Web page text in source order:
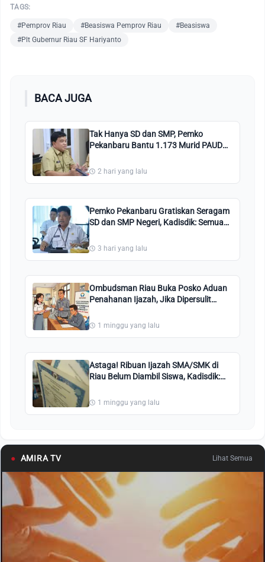
TAGS:
#Pemprov Riau #Beasiswa Pemprov Riau
#Beasiswa
#Plt Gubernur Riau SF Hariyanto
BACA JUGA
Tak Hanya SD dan SMP, Pemko
Pekanbaru Bantu 1.173 Murid PAUD
2 hari yang lalu
Pemko Pekanbaru Gratiskan Seragam
SD dan SMP Negeri, Kadisdik: Semua
Diberikan
3 hari yang lalu
Ombudsman Riau Buka Posko Aduan
Penahanan Ijazah, Jika Dipersulit
1 minggu yang lalu
Astaga! Ribuan Ijazah SMA/SMK di
Riau Belum Diambil Siswa, Kadisdik:
1 minggu yang lalu
● AMIRA TV Lihat Semua